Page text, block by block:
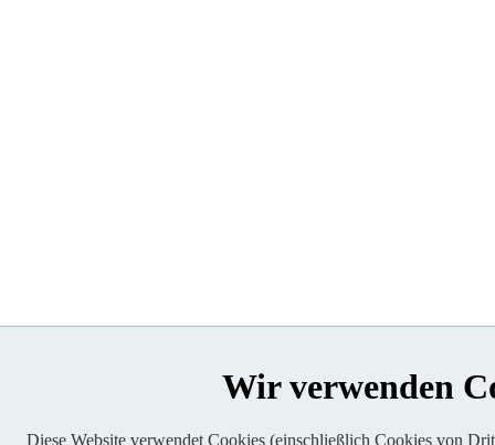
Wir verwenden
Diese Website verwendet Cookies (einschließlich Cookies von